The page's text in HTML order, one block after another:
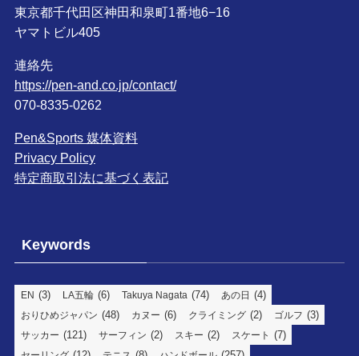
東京都千代田区神田和泉町1番地6−16
ヤマトビル405
連絡先
https://pen-and.co.jp/contact/
070-8335-0262
Pen&Sports 媒体資料
Privacy Policy
特定商取引法に基づく表記
Keywords
EN (3) LA五輪 (6) Takuya Nagata (74) あの日 (4)
おりひめジャパン (48) カヌー (6) クライミング (2) ゴルフ (3)
サッカー (121) サーフィン (2) スキー (2) スケート (7)